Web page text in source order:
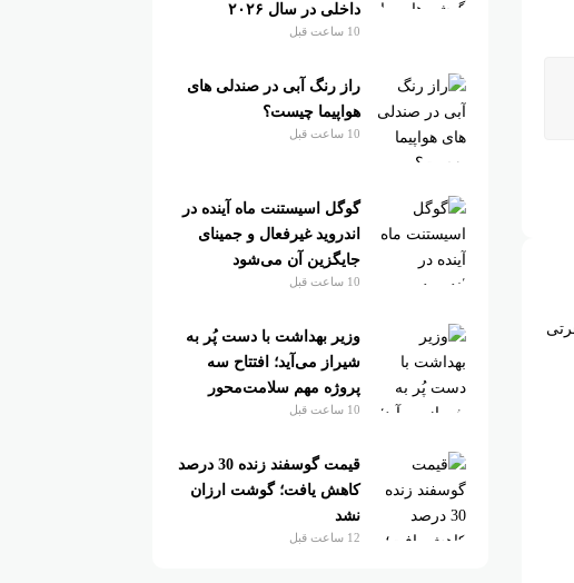
داخلی در سال ۲۰۲۶
10 ساعت قبل
راز رنگ آبی در صندلی های
هواپیما چیست؟
10 ساعت قبل
گوگل اسیستنت ماه آینده در
اندروید غیرفعال و جمینای
جایگزین آن می‌شود
10 ساعت قبل
وزیر بهداشت با دست پُر به
شیراز می‌آید؛ افتتاح سه
پروژه مهم سلامت‌محور
10 ساعت قبل
قیمت گوسفند زنده 30 درصد
کاهش یافت؛ گوشت ارزان
نشد
12 ساعت قبل